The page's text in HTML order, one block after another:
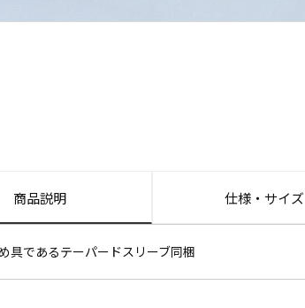
商品説明 仕様・サイズ
具であるテーパードスリーブ同梱